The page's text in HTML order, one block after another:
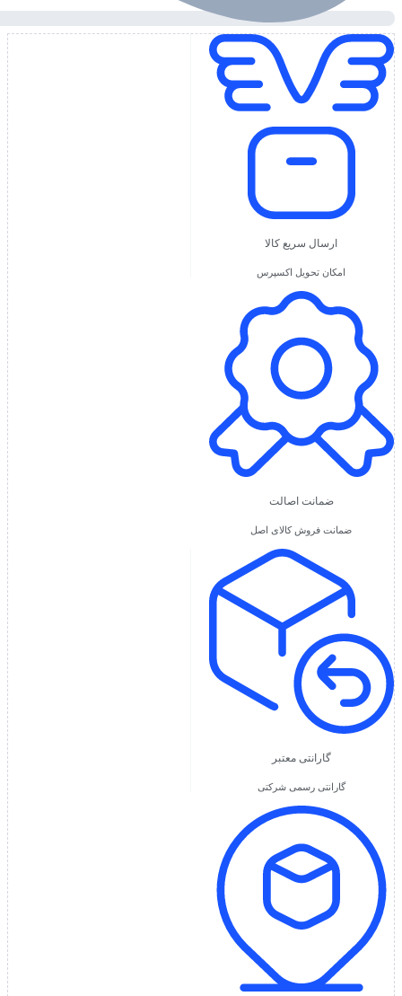
ارسال سریع کالا
امکان تحویل اکسپرس
ضمانت اصالت
ضمانت فروش کالای اصل
گارانتی معتبر
گارانتی رسمی شرکتی